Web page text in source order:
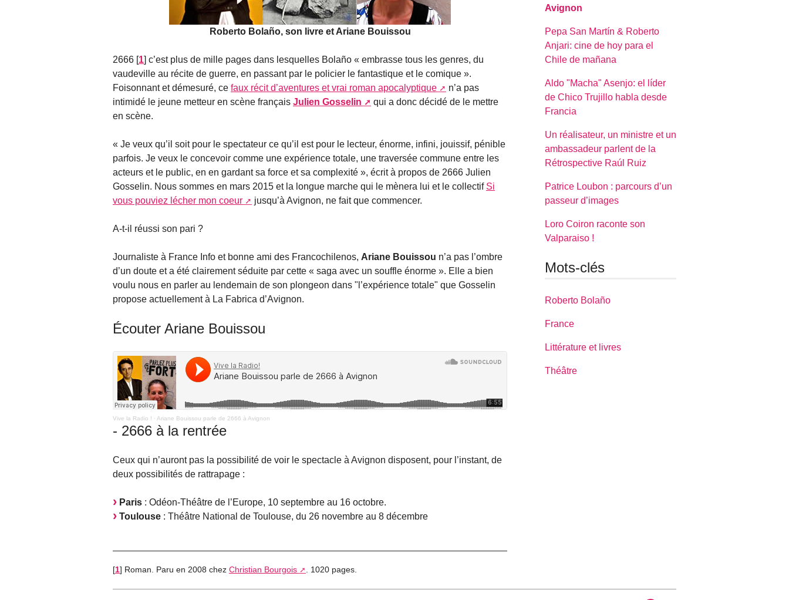
Roberto Bolaño, son livre et Ariane Bouissou
2666 [1] c’est plus de mille pages dans lesquelles Bolaño « embrasse tous les genres, du
vaudeville au récite de guerre, en passant par le policier le fantastique et le comique ».
Foisonnant et démesuré, ce faux récit d’aventures et vrai roman apocalyptique
n’a pas
intimidé le jeune metteur en scène français Julien Gosselin
qui a donc décidé de le mettre
en scène.
« Je veux qu’il soit pour le spectateur ce qu’il est pour le lecteur, énorme, infini, jouissif, pénible
parfois. Je veux le concevoir comme une expérience totale, une traversée commune entre les
acteurs et le public, en en gardant sa force et sa complexité », écrit à propos de 2666 Julien
Gosselin. Nous sommes en mars 2015 et la longue marche qui le mènera lui et le collectif Si
vous pouviez lécher mon coeur
jusqu’à Avignon, ne fait que commencer.
A-t-il réussi son pari ?
Journaliste à France Info et bonne ami des Francochilenos, Ariane Bouissou n’a pas l’ombre
d’un doute et a été clairement séduite par cette « saga avec un souffle énorme ». Elle a bien
voulu nous en parler au lendemain de son plongeon dans "l’expérience totale" que Gosselin
propose actuellement à La Fabrica d’Avignon.
Écouter Ariane Bouissou
Vive la Radio ! · Ariane Bouissou parle de 2666 à Avignon
- 2666 à la rentrée
Ceux qui n’auront pas la possibilité de voir le spectacle à Avignon disposent, pour l’instant, de
deux possibilités de rattrapage :
Paris : Odéon-Théâtre de l’Europe, 10 septembre au 16 octobre.
Toulouse : Théâtre National de Toulouse, du 26 novembre au 8 décembre
[1] Roman. Paru en 2008 chez Christian Bourgois . 1020 pages.
Avignon
Pepa San Martín & Roberto
Anjari: cine de hoy para el
Chile de mañana
Aldo "Macha" Asenjo: el líder
de Chico Trujillo habla desde
Francia
Un réalisateur, un ministre et un
ambassadeur parlent de la
Rétrospective Raúl Ruiz
Patrice Loubon : parcours d’un
passeur d’images
Loro Coiron raconte son
Valparaiso !
Mots-clés
Roberto Bolaño
France
Littérature et livres
Théâtre